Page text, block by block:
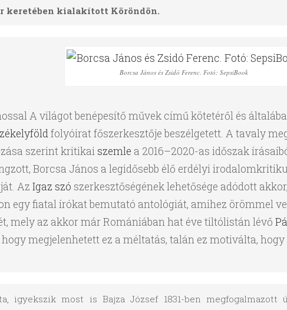
keretében kialakított Köröndön.
Borcsa János és Zsidó Ferenc. Fotó: SepsiBook
A világot benépesítő művek című kötetéről és
folyóirat főszerkesztője beszélgetett. A tavaly
szerint kritikai szemle a 2016–2020-as időszak
Borcsa János a legidősebb élő erdélyi
Az Igaz szó szerkesztőségének lehetősége adódott
egy fiatal írókat bemutató antológiát, amihez örömmel
mely az akkor már Romániában hat éve tiltólistán lévő
hogy megjelenhetett ez a méltatás, talán ez motiválta,
igyekszik most is Bajza József 1831-ben megfogalmazott